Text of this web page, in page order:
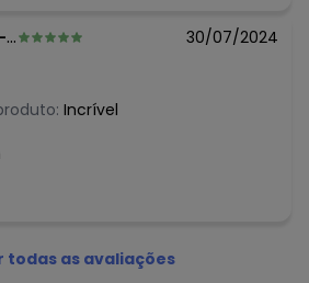
30/07/2024
Incrível
todas as avaliações